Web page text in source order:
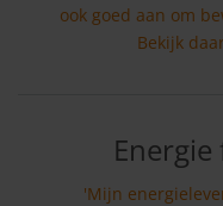
ook goed aan om
Bekijk
'Mijn